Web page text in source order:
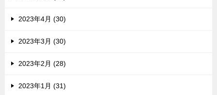
2023年4月 (30)
2023年3月 (30)
2023年2月 (28)
2023年1月 (31)